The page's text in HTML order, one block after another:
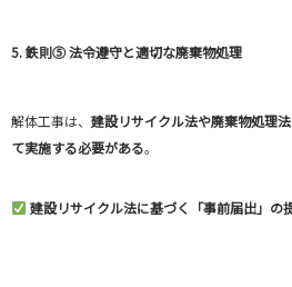
5. 鉄則⑤ 法令遵守と適切な廃棄物処理
解体工事は、 建設リサイクル法や廃棄物処理
て実施する必要がある。
建設リサイクル法に基づく「事前届出」の